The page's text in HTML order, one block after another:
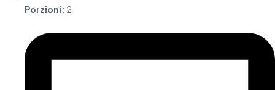
Porzioni: 2